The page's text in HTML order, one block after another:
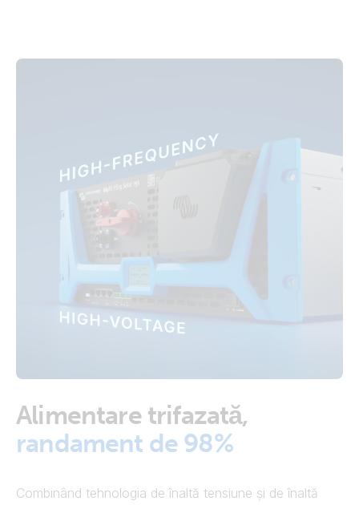
Alimentare trifazată,
randament de 98%
Combinând tehnologia de înaltă tensiune și de înaltă